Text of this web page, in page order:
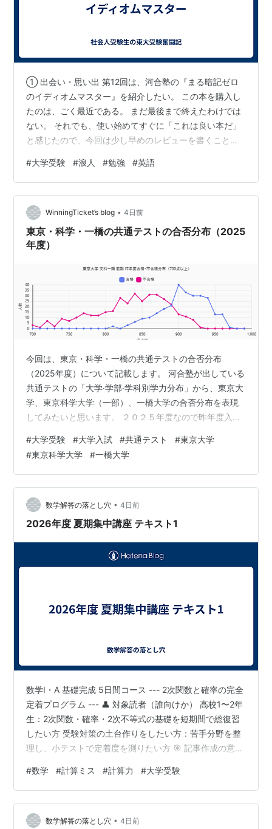
① 出会い・思い出 第12回は、河合塾の『まる暗記ゼロ
のイディオムマスター』を紹介したい。 この本を購入し
たのは、ごく最近である。 まだ最後まで終えたわけでは
ない。 それでも、使い始めてすぐに「これは良い本だ」
と感じたので、今回は少し早めのレビューを書くことに
の重要性を痛感する。 英文の構造は取れている。 文法も
大きく間違えてはいない。 それでも、熟語を知らなかっ
たために読み違えたり、設問で失点したりすることは決
して珍しくない。 そこで、単語は以前から使っていた、
竹岡広信先生の『LEAP』を軸にもう一度本格的に進める
ことにした。 熟語帳は心機…
#大学受験 #浪人 #勉強 #英語
WinningTicket’s blog • 4日前
東京・科学・一橋の共通テストの合否分布（2025
年度）
今回は、東京・科学・一橋の共通テストの合否分布
（2025年度）について記載します。 河合塾が出している
共通テストの「大学·学部·学科別学力分布」から、東京大
学、東京科学大学（一部）、一橋大学の合否分布を表現
してみたいと思います。 ２０２５年度なので昨年度入試
大学 文科一類 東京大学は共通テストが満点１１０点に圧
縮され、二次試験が４４０点です。二次試験勝負なのは
間違いないですが、昨年は共通テストで９００点を超え
ないとチャンスが低かったのが分かります。 東京大学 文
科二類 傾向は一類と同じでしょうか。若干９００点未満
でも一類よりはチャンスがありそ…
#大学受験 #大学入試 #共通テスト #東京大学
#東京科学大学 #一橋大学
数学解答の落とし穴 • 4日前
2026年度 夏期集中講座 テキスト1
数学I・A 基礎完成 5日間コース --- 2次関数と確率の完全
定着プログラム --- 👤 対象読者（誰向けか） 高校1〜2年
生：2次関数・確率・2次不等式の基礎を短期間で総復習
したい方 受験対策の土台作りをしたい方：苦手分野を整
理し、小テストで定着度を測りたい方 🎯 記事作成の意識
ページ単位でリンクを整理し、必要な解説へ最短でアク
セスできるようにしています。 視覚的なわかりやすさ：
各日程のテーマと確認テスト（4p）の位置づけを明確に
し、学習のペースメイクをサポートします。 📌 講義目次
#数学 #計算ミス #計算力 #大学受験
数学解答の落とし穴 • 4日前